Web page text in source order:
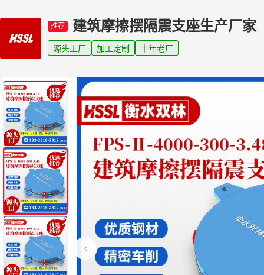
推荐 建筑摩擦摆隔震支座生产厂家
源头工厂 加工定制 十年老厂